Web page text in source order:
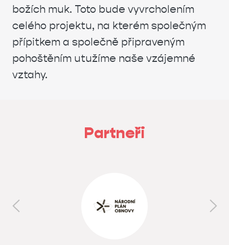
božích muk. Toto bude vyvrcholením
celého projektu, na kterém společným
přípitkem a společně připraveným
pohoštěním utužíme naše vzájemné
vztahy.
Partneři